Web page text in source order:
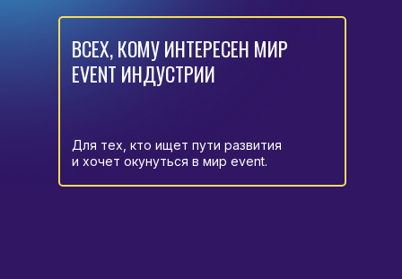
ВСЕХ, КОМУ ИНТЕРЕСЕН МИР
EVENT ИНДУСТРИИ
Для тех, кто ищет пути развития
и хочет окунуться в мир event.